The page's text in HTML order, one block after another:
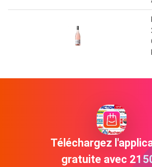
Téléchargez
gratuite avec